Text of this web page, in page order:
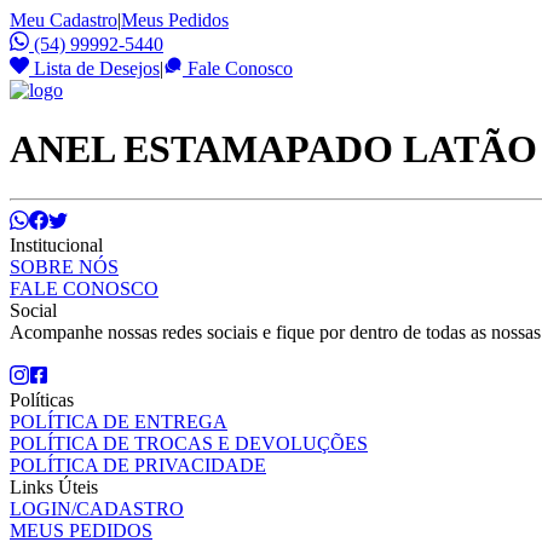
Meu Cadastro|Meus Pedidos
(54) 99992-5440
Lista de Desejos| Fale Conosco
ANEL ESTAMAPADO LATÃO
Institucional
SOBRE NÓS
FALE CONOSCO
Social
Acompanhe nossas redes sociais e fique por dentro de todas as
Políticas
POLÍTICA DE ENTREGA
POLÍTICA DE TROCAS E DEVOLUÇÕES
POLÍTICA DE PRIVACIDADE
Links Úteis
LOGIN/CADASTRO
MEUS PEDIDOS